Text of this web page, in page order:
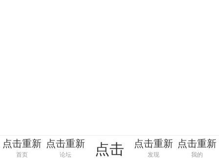
点击重新
加载
首页
点击重新
加载
论坛 点击
点击重新
加载
发现
点击重新
加载
我的